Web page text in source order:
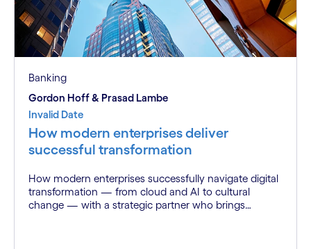
Banking
Gordon Hoff & Prasad Lambe
Invalid Date
How modern enterprises deliver
successful transformation
How modern enterprises successfully navigate digital
transformation — from cloud and AI to cultural
change — with a strategic partner who brings